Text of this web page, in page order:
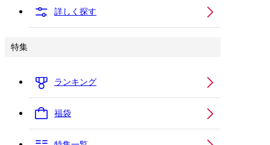
詳しく探す
特集
ランキング
福袋